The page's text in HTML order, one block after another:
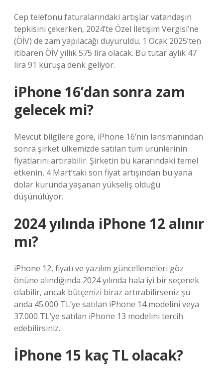
Cep telefonu faturalarındaki artışlar vatandaşın
tepkisini çekerken, 2024’te Özel İletişim Vergisi’ne
(ÖİV) de zam yapılacağı duyuruldu. 1 Ocak 2025’ten
itibaren ÖİV yıllık 575 lira olacak. Bu tutar aylık 47
lira 91 kuruşa denk geliyor.
iPhone 16’dan sonra zam
gelecek mi?
Mevcut bilgilere göre, iPhone 16’nın lansmanından
sonra şirket ülkemizde satılan tüm ürünlerinin
fiyatlarını artırabilir. Şirketin bu kararındaki temel
etkenin, 4 Mart’taki son fiyat artışından bu yana
dolar kurunda yaşanan yükseliş olduğu
düşünülüyor.
2024 yılında iPhone 12 alınır
mı?
iPhone 12, fiyatı ve yazılım güncellemeleri göz
önüne alındığında 2024 yılında hala iyi bir seçenek
olabilir, ancak bütçenizi biraz artırabilirseniz şu
anda 45.000 TL’ye satılan iPhone 14 modelini veya
37.000 TL’ye satılan iPhone 13 modelini tercih
edebilirsiniz.
İPhone 15 kaç TL olacak?